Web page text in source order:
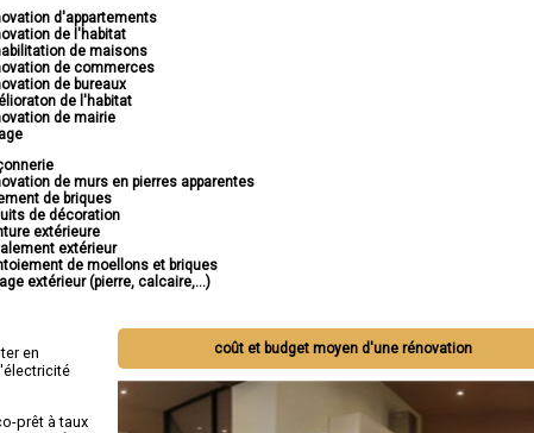
d'appartements
de l'habitat
de maisons
de commerces
de bureaux
de l'habitat
de mairie
de murs en pierres apparentes
de briques
de décoration
extérieure
extérieur
de moellons et briques
extérieur (pierre, calcaire,...)
coût et budget moyen d'une rénovation
en
prêt à taux